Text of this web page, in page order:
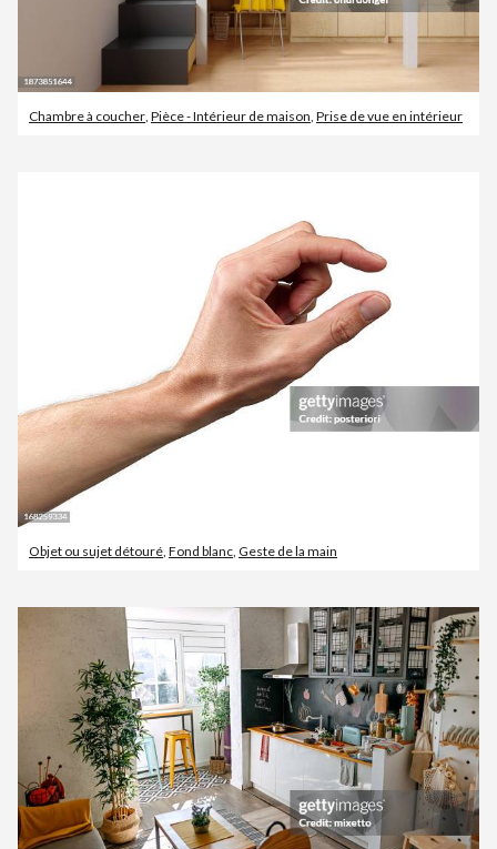
Chambre à coucher, Pièce - Intérieur de maison, Prise de vue en intérieur
Objet ou sujet détouré, Fond blanc, Geste de la main